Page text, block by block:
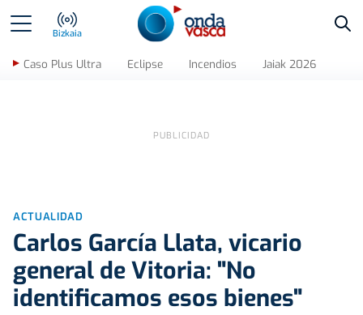
Bizkaia
Caso Plus Ultra Eclipse Incendios Jaiak 2026
ACTUALIDAD
Carlos García Llata, vicario
general de Vitoria: "No
identificamos esos bienes"